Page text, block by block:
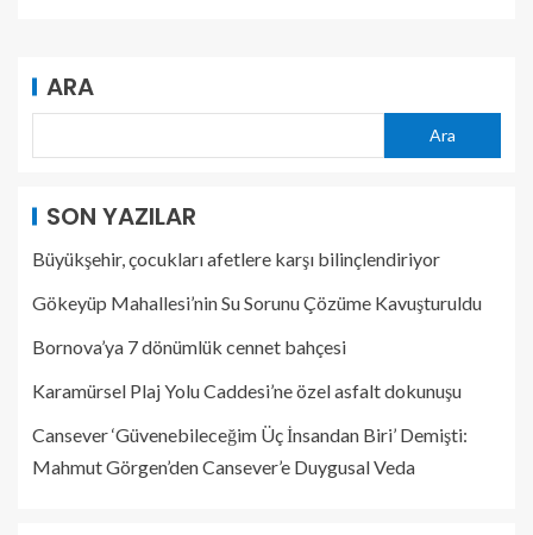
ARA
Ara
SON YAZILAR
Büyükşehir, çocukları afetlere karşı bilinçlendiriyor
Gökeyüp Mahallesi’nin Su Sorunu Çözüme Kavuşturuldu
Bornova’ya 7 dönümlük cennet bahçesi
Karamürsel Plaj Yolu Caddesi’ne özel asfalt dokunuşu
Cansever ‘Güvenebileceğim Üç İnsandan Biri’ Demişti:
Mahmut Görgen’den Cansever’e Duygusal Veda